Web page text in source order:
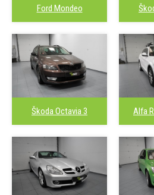
Ford Mondeo
Škoda Octavia 3 Alfa